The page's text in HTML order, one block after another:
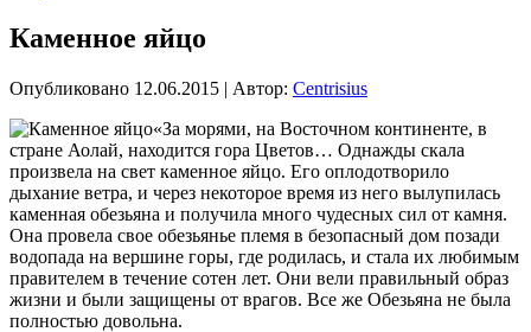
Каменное яйцо
Опубликовано 12.06.2015 | Автор: Centrisius
«За морями, на Восточном континенте, в
стране Аолай, находится гора Цветов… Однажды скала
произвела на свет каменное яйцо. Его оплодотворило
дыхание ветра, и через некоторое время из него вылупилась
каменная обезьяна и получила много чудесных сил от камня.
Она провела свое обезьянье племя в безопасный дом позади
водопада на вершине горы, где родилась, и стала их любимым
правителем в течение сотен лет. Они вели правильный образ
жизни и были защищены от врагов. Все же Обезьяна не была
полностью довольна.